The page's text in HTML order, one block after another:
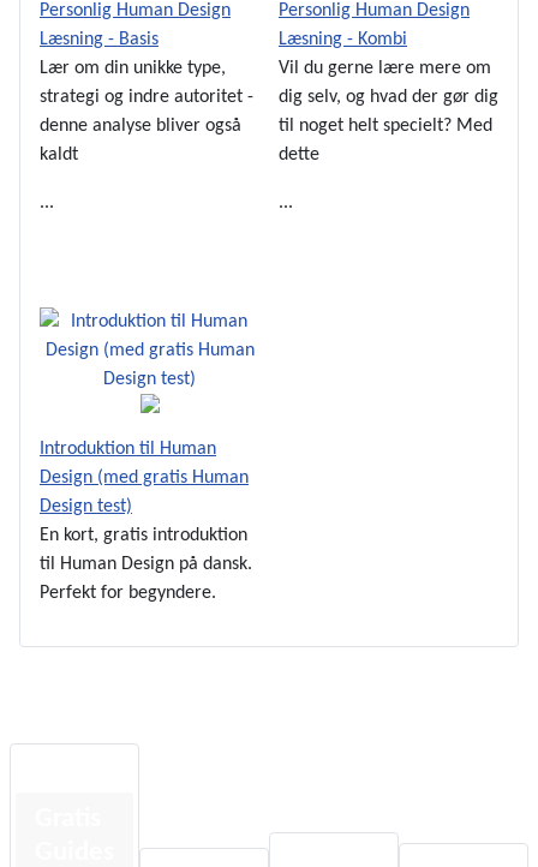
Personlig Human Design
Læsning - Basis
Lær om din unikke type,
strategi og indre autoritet -
denne analyse bliver også
kaldt
...
Personlig Human Design
Læsning - Kombi
Vil du gerne lære mere om
dig selv, og hvad der gør dig
til noget helt specielt? Med
dette
...
Introduktion til Human
Design (med gratis Human
Design test)
En kort, gratis introduktion
til Human Design på dansk.
Perfekt for begyndere.